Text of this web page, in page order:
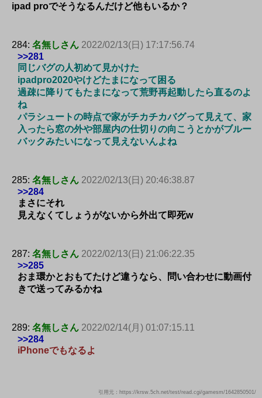
ipad proでそうなるんだけど他もいるか？
284: 名無しさん 2022/02/13(日) 17:17:56.74
>>281
同じバグの人初めて見かけた
ipadpro2020やけどたまになって困る
過疎に降りてもたまになって荒野再起動したら直るのよ
ね
パラシュートの時点で家がチカチカバグって見えて、家
入ったら窓の外や部屋内の仕切りの向こうとかがブルー
バックみたいになって見えないんよね
285: 名無しさん 2022/02/13(日) 20:46:38.87
>>284
まさにそれ
見えなくてしょうがないから外出て即死w
287: 名無しさん 2022/02/13(日) 21:06:22.35
>>285
おま環かとおもてたけど違うなら、問い合わせに動画付
きで送ってみるかね
289: 名無しさん 2022/02/14(月) 01:07:15.11
>>284
iPhoneでもなるよ
引用元：https://krsw.5ch.net/test/read.cgi/gamesm/1642850501/